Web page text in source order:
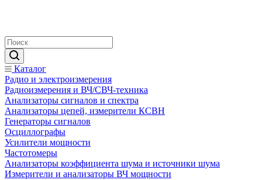
Каталог
Радио и электроизмерения
Радиоизмерения и ВЧ/СВЧ-техника
Анализаторы сигналов и спектра
Анализаторы цепей, измерители КСВН
Генераторы сигналов
Осциллографы
Усилители мощности
Частотомеры
Анализаторы коэффициента шума и источники шума
Измерители и анализаторы ВЧ мощности